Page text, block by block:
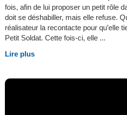
fois, afin de lui proposer un petit rôle
doit se déshabiller, mais elle refuse.
réalisateur la recontacte pour qu’elle
Petit Soldat. Cette fois-ci, elle ...
Lire plus